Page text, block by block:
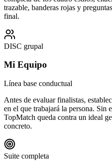
trazable, banderas rojas y
final.
DISC grupal
Mi Equipo
Línea base conductual
Antes de evaluar finalistas,
en el que trabajará la persona. Sin
TopMatch queda contra un ideal
concreto.
Suite completa